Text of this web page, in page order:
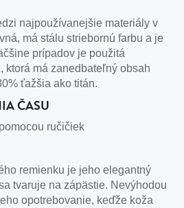
najpoužívanejšie materiály v
má stálu striebornú farbu a je
prípadov je použitá
ktorá má zanedbateľný obsah
ťažšia ako titán.
ČASU
ručičiek
remienku je jeho elegantný
tvaruje na zápästie. Nevýhodou
opotrebovanie, keďže koža